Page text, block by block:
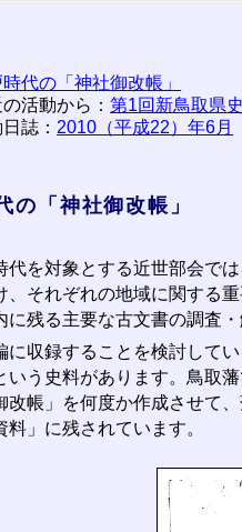
代の「神社御改帳」
活動から：第1回新鳥取県
誌： 2010（平成22）年6月
の「神社御改帳」
を対象とする近世部会で
、それぞれの地域に関する
に残る主要な古文書の調査
収録することを検討して
いう史料があります。鳥取
改帳」を何度か作成させて
料」に残されています。